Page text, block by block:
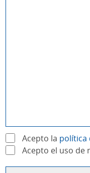
Acepto la política
Acepto el uso de